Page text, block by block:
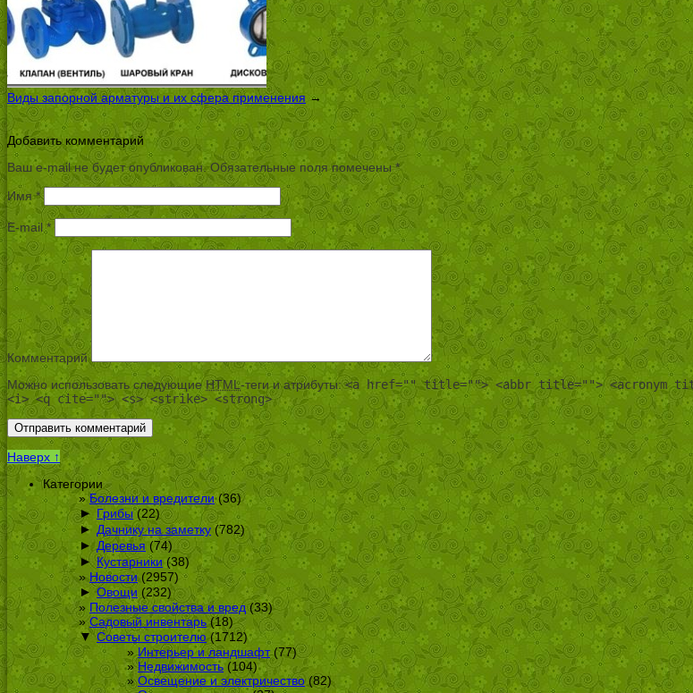
Виды запорной арматуры и их сфера применения →
Добавить комментарий
Ваш e-mail не будет опубликован.Обязательные поля помечены*
Имя*
E-mail*
Комментарий
Можно использовать следующие HTML-теги и атрибуты:<a href="" title=""> <abbr title=""> <acronym
<i> <q cite=""> <s> <strike> <strong>
Наверх ↑
Категории
Болезни и вредители(36)
► Грибы(22)
► Дачнику на заметку (782)
► Деревья (74)
► Кустарники (38)
Новости(2957)
► Овощи (232)
Полезные свойства и вред(33)
Садовый инвентарь(18)
▼ Советы строителю(1712)
Интерьер и ландшафт(77)
Недвижимость(104)
Освещение и электричество(82)